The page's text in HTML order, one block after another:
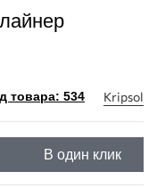
товара: 534 Kripsol
В один клик